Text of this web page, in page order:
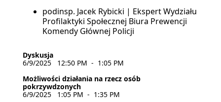
podinsp. Jacek Rybicki | Ekspert Wydziału
Profilaktyki Społecznej Biura Prewencji
Komendy Głównej Policji
Dyskusja
6/9/2025
12:50 PM - 1:05 PM
Możliwości działania na rzecz osób
pokrzywdzonych
6/9/2025
1:05 PM - 1:35 PM